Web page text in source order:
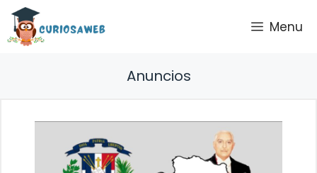
Saltar
contenido
Menu
Anuncios